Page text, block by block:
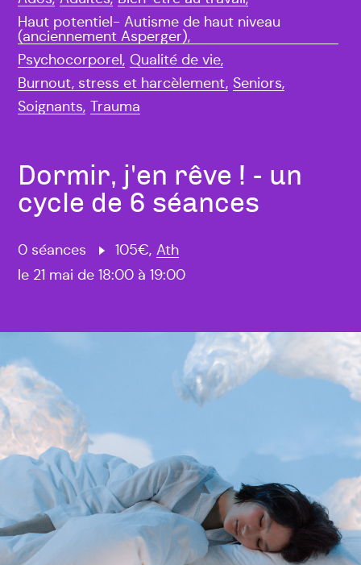
Dormir, j'en rêve ! - un
cycle de 6 séances
Haut potentiel- Autisme de haut niveau
(anciennement Asperger),
Psychocorporel, Qualité de vie,
Burnout, stress et harcèlement, Seniors,
Soignants, Trauma
0 séances 105€, Ath
le 21 mai de 18:00 à 19:00